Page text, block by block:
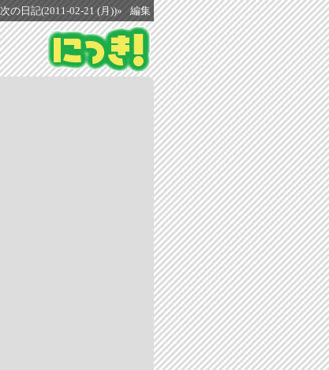
次の日記(2011-02-21 (月))» 編集